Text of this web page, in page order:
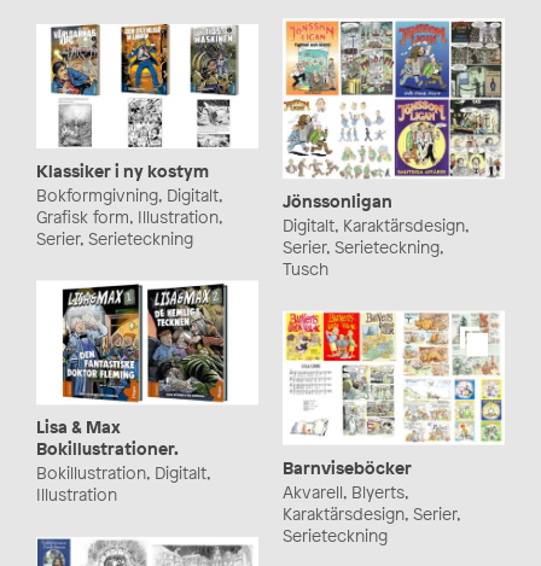
Jönssonligan
Digitalt, Karaktärsdesign,
Serier, Serieteckning,
Tusch
Klassiker i ny kostym
Bokformgivning, Digitalt,
Grafisk form, Illustration,
Serier, Serieteckning
Lisa & Max
Bokillustrationer.
Bokillustration, Digitalt,
Illustration
Barnviseböcker
Akvarell, Blyerts,
Karaktärsdesign, Serier,
Serieteckning